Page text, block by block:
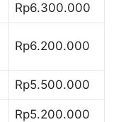
Rp6.300.000
Rp6.200.000
Rp5.500.000
Rp5.200.000